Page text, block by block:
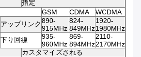
指定
GSM CDMA
WCDMA
アップリンク890-
915MHz
824-
849MHz
1920-
1980MHz
下り回線
935-
960MHz
869-
894MHz
2110-
2170MHz
カスタマイズされる